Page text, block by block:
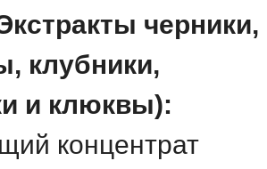
черники,
клубники,
и клюквы):
концентрат